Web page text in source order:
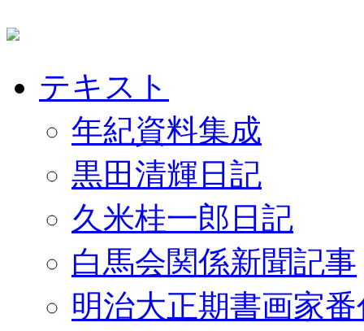
テキスト
年紀資料集成
黒田清輝日記
久米桂一郎日記
白馬会関係新聞記事
明治大正期書画家